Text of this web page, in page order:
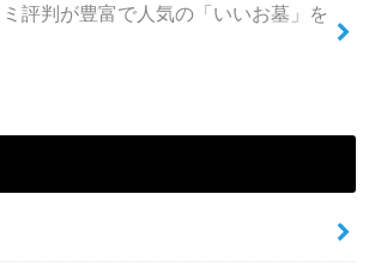
ミ評判が豊富で人気の「いいお墓」を